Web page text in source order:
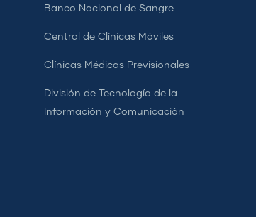
Banco Nacional de Sangre
Central de Clínicas Móviles
Clínicas Médicas Previsionales
División de Tecnología de la
Información y Comunicación